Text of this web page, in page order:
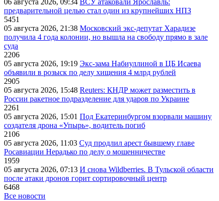
06 августа 2026, 09:34 ВСУ атаковали Ярославль:
предварительной целью стал один из крупнейших НПЗ
5451
05 августа 2026, 21:38 Московский экс-депутат Харадизе
получила 4 года колонии, но вышла на свободу прямо в зале
суда
2206
05 августа 2026, 19:19 Экс-зама Набиуллиной в ЦБ Исаева
объявили в розыск по делу хищения 4 млрд рублей
2905
05 августа 2026, 15:48 Reuters: КНДР может разместить в
России ракетное подразделение для ударов по Украине
2261
05 августа 2026, 15:01 Под Екатеринбургом взорвали машину
создателя дрона «Упырь», водитель погиб
2106
05 августа 2026, 11:03 Суд продлил арест бывшему главе
Росавиации Нерадько по делу о мошенничестве
1959
05 августа 2026, 07:13 И снова Wildberries. В Тульской области
после атаки дронов горит сортировочный центр
6468
Все новости